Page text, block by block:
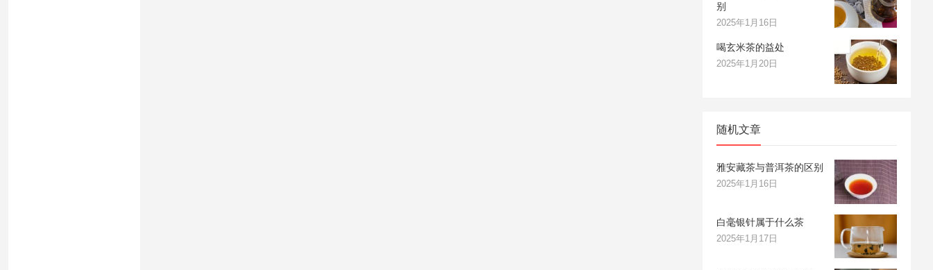
别
2025年1月16日
喝玄米茶的益处
2025年1月20日
随机文章
雅安藏茶与普洱茶的区别
2025年1月16日
白毫银针属于什么茶
2025年1月17日